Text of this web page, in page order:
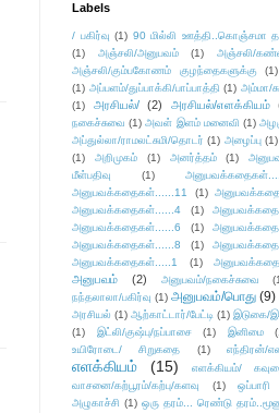
Labels
/ பகிர்வு (1) 90 மில்லி ஊத்தி..கொஞ்சமா
(1)
அஞ்சலி/அனுபவம் (1) அஞ்சலி/
அஞ்சலி/கும்பகோணம் குழந்தைகளுக்கு
(1)
(1) அப்பளம்/துப்பாக்கி/பாப்பாத்தி (1) அம்மா/
(1)
அரசியல்/ (2) அரசியல்/எளக்கியம்
நகைச்சுவை (1) அவள் இளம் மனைவி (1)
அப்துல்லா/ராமலட்சுமி/தொடர் (1) அழைப்பு (1)
(1)
அறிமுகம் (1) அனர்த்தம் (1)
மீள்பதிவு
(1)
அனுபவக்கதைகள்......11
(1)
அனுபவக்கதைகள்......4
(1)
அனுபவக்கதைகள்......6
(1)
அனுபவக்கதைகள்......8
(1)
அனுபவக்கதைகள்.....1
(1)
அனுபவம் (2) அனுபவம்/நகைச்சுவை
நந்தலாலா/பகிர்வு (1) அனுபவம்/பொது (9)
அரசியல் (1) ஆற்காட்டார்/பேட்டி (1) இடுகை/
(1)
இட்லி/குஷ்பு/நப்பாசை (1) இனிமை
உயிரோடை/ சிறுகதை
(1) எந்திரன்/
எளக்கியம் (15)
எளக்கியம்/
வாசனை/கற்பூரம்/கற்பு/களவு
(1) ஒப்பாரி
அழுகாச்சி (1) ஒரு தரம்... ரெண்டு